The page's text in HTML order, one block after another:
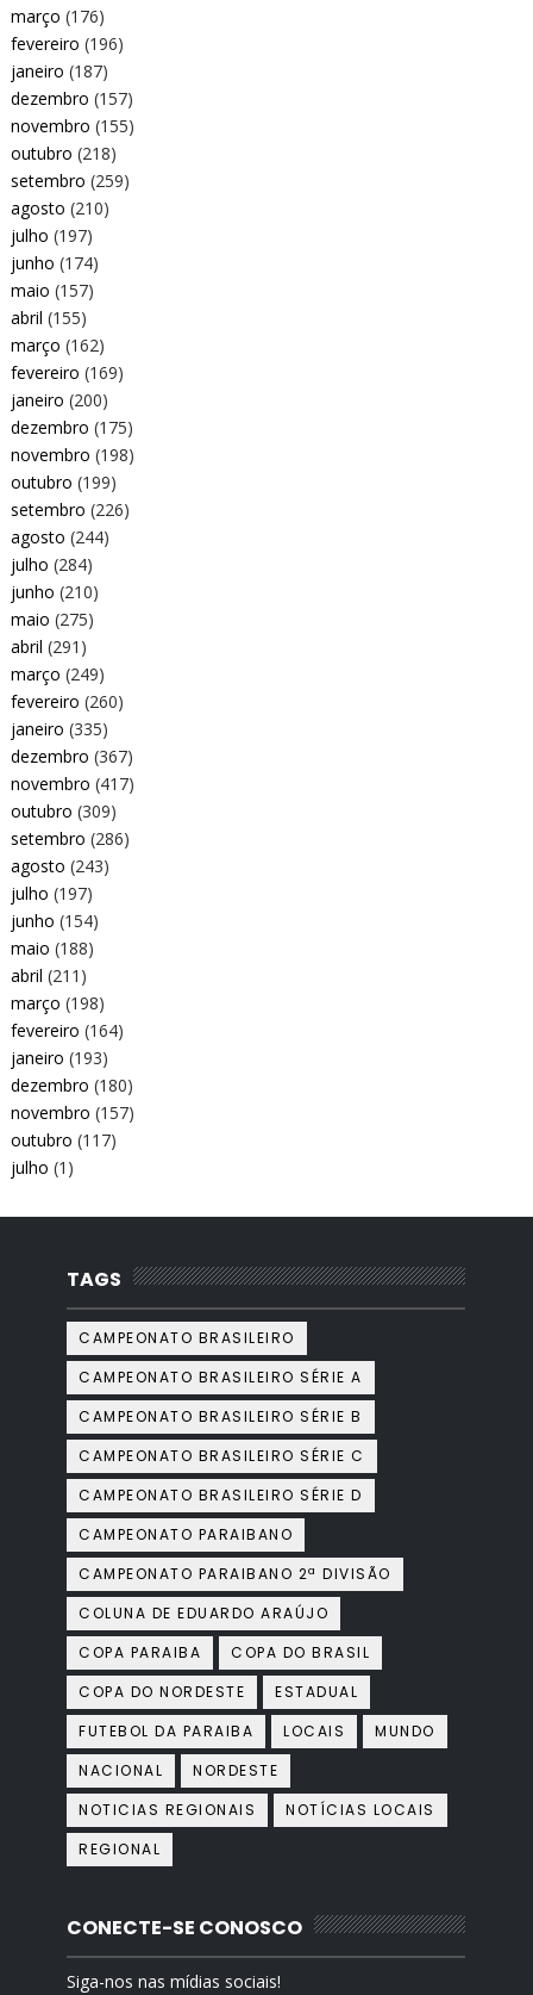
março (176)
fevereiro (196)
janeiro (187)
dezembro (157)
novembro (155)
outubro (218)
setembro (259)
agosto (210)
julho (197)
junho (174)
maio (157)
abril (155)
março (162)
fevereiro (169)
janeiro (200)
dezembro (175)
novembro (198)
outubro (199)
setembro (226)
agosto (244)
julho (284)
junho (210)
maio (275)
abril (291)
março (249)
fevereiro (260)
janeiro (335)
dezembro (367)
novembro (417)
outubro (309)
setembro (286)
agosto (243)
julho (197)
junho (154)
maio (188)
abril (211)
março (198)
fevereiro (164)
janeiro (193)
dezembro (180)
novembro (157)
outubro (117)
julho (1)
TAGS
CAMPEONATO BRASILEIRO
CAMPEONATO BRASILEIRO SÉRIE A
CAMPEONATO BRASILEIRO SÉRIE B
CAMPEONATO BRASILEIRO SÉRIE C
CAMPEONATO BRASILEIRO SÉRIE D
CAMPEONATO PARAIBANO
CAMPEONATO PARAIBANO 2ª DIVISÃO
COLUNA DE EDUARDO ARAÚJO
COPA PARAIBA
COPA DO BRASIL
COPA DO NORDESTE
ESTADUAL
FUTEBOL DA PARAIBA
LOCAIS
MUNDO
NACIONAL
NORDESTE
NOTICIAS REGIONAIS
NOTÍCIAS LOCAIS
REGIONAL
CONECTE-SE CONOSCO
Siga-nos nas mídias sociais!